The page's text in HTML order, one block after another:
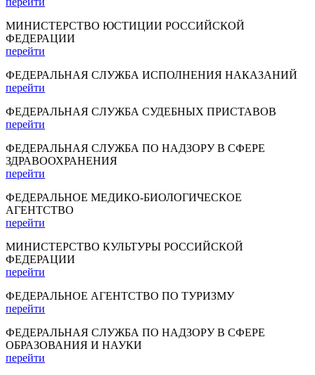
МИНИСТЕРСТВО ЮСТИЦИИ РОССИЙСКОЙ
ФЕДЕРАЦИИ
перейти
ФЕДЕРАЛЬНАЯ СЛУЖБА ИСПОЛНЕНИЯ НАКАЗАНИЙ
перейти
ФЕДЕРАЛЬНАЯ СЛУЖБА СУДЕБНЫХ ПРИСТАВОВ
перейти
ФЕДЕРАЛЬНАЯ СЛУЖБА ПО НАДЗОРУ В СФЕРЕ
ЗДРАВООХРАНЕНИЯ
перейти
ФЕДЕРАЛЬНОЕ МЕДИКО-БИОЛОГИЧЕСКОЕ
АГЕНТСТВО
перейти
МИНИСТЕРСТВО КУЛЬТУРЫ РОССИЙСКОЙ
ФЕДЕРАЦИИ
перейти
ФЕДЕРАЛЬНОЕ АГЕНТСТВО ПО ТУРИЗМУ
перейти
ФЕДЕРАЛЬНАЯ СЛУЖБА ПО НАДЗОРУ В СФЕРЕ
ОБРАЗОВАНИЯ И НАУКИ
перейти